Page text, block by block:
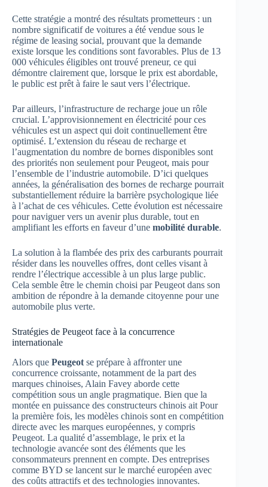
Cette stratégie a montré des résultats prometteurs : un
nombre significatif de voitures a été vendue sous le
régime de leasing social, prouvant que la demande
existe lorsque les conditions sont favorables. Plus de 13
000 véhicules éligibles ont trouvé preneur, ce qui
démontre clairement que, lorsque le prix est abordable,
le public est prêt à faire le saut vers l’électrique.
Par ailleurs, l’infrastructure de recharge joue un rôle
crucial. L’approvisionnement en électricité pour ces
véhicules est un aspect qui doit continuellement être
optimisé. L’extension du réseau de recharge et
l’augmentation du nombre de bornes disponibles sont
des priorités non seulement pour Peugeot, mais pour
l’ensemble de l’industrie automobile. D’ici quelques
années, la généralisation des bornes de recharge pourrait
substantiellement réduire la barrière psychologique liée
à l’achat de ces véhicules. Cette évolution est nécessaire
pour naviguer vers un avenir plus durable, tout en
amplifiant les efforts en faveur d’une mobilité durable.
La solution à la flambée des prix des carburants pourrait
résider dans les nouvelles offres, dont celles visant à
rendre l’électrique accessible à un plus large public.
Cela semble être le chemin choisi par Peugeot dans son
ambition de répondre à la demande citoyenne pour une
automobile plus verte.
Stratégies de Peugeot face à la concurrence
internationale
Alors que Peugeot se prépare à affronter une
concurrence croissante, notamment de la part des
marques chinoises, Alain Favey aborde cette
compétition sous un angle pragmatique. Bien que la
montée en puissance des constructeurs chinois ait Pour
la première fois, les modèles chinois sont en compétition
directe avec les marques européennes, y compris
Peugeot. La qualité d’assemblage, le prix et la
technologie avancée sont des éléments que les
consommateurs prennent en compte. Des entreprises
comme BYD se lancent sur le marché européen avec
des coûts attractifs et des technologies innovantes.